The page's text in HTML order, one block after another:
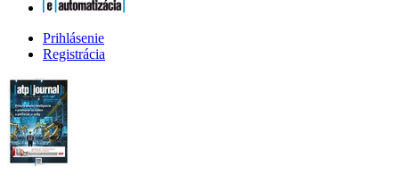
Prihlásenie
Registrácia